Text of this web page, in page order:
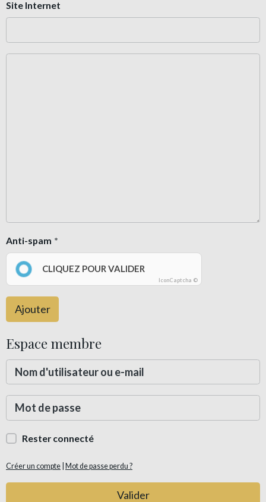
Site Internet
Anti-spam
CLIQUEZ POUR VALIDER
IconCaptcha ©
Ajouter
Espace membre
Rester connecté
Créer un compte Mot de passe perdu ?
Valider